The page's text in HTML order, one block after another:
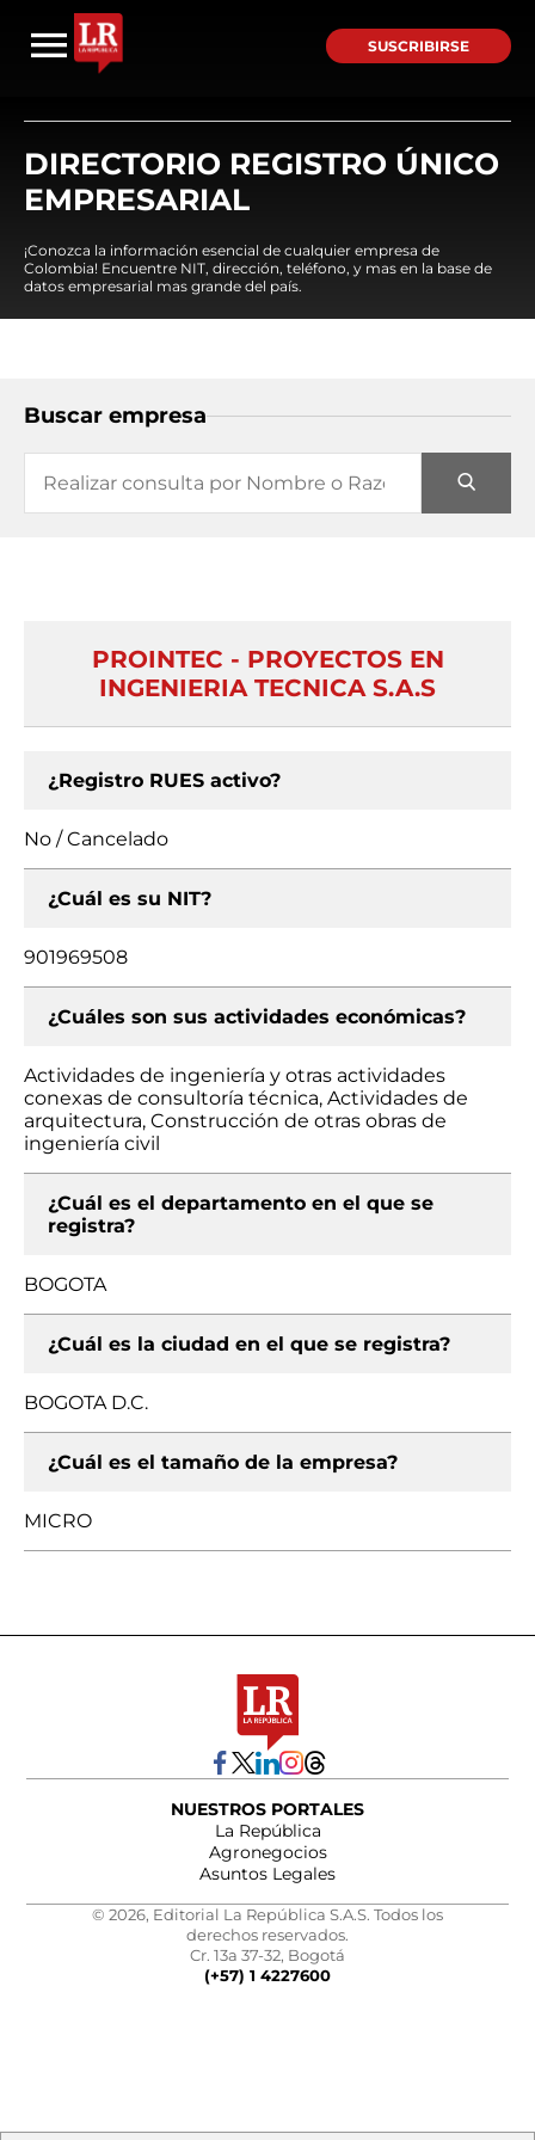
SUSCRIBIRSE
DIRECTORIO REGISTRO ÚNICO
EMPRESARIAL
¡Conozca la información esencial de cualquier empresa de
Colombia! Encuentre NIT, dirección, teléfono, y mas en la base de
datos empresarial mas grande del país.
Buscar empresa
PROINTEC - PROYECTOS EN
INGENIERIA TECNICA S.A.S
¿Registro RUES activo?
No / Cancelado
¿Cuál es su NIT?
901969508
¿Cuáles son sus actividades económicas?
Actividades de ingeniería y otras actividades
conexas de consultoría técnica, Actividades de
arquitectura, Construcción de otras obras de
ingeniería civil
¿Cuál es el departamento en el que se
registra?
BOGOTA
¿Cuál es la ciudad en el que se registra?
BOGOTA D.C.
¿Cuál es el tamaño de la empresa?
MICRO
NUESTROS PORTALES
La República
Agronegocios
Asuntos Legales
© 2026, Editorial La República S.A.S. Todos los
derechos reservados.
Cr. 13a 37-32, Bogotá
(+57) 1 4227600